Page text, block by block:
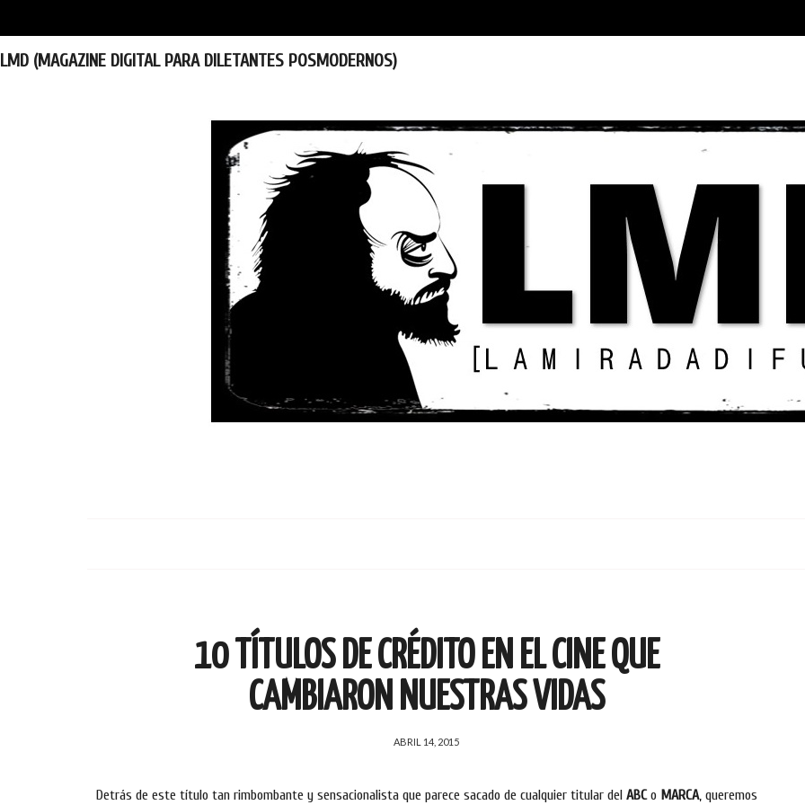
LMD (MAGAZINE DIGITAL PARA DILETANTES POSMODERNOS)
10 TÍTULOS DE CRÉDITO EN EL CINE QUE
CAMBIARON NUESTRAS VIDAS
ABRIL 14, 2015
Detrás de este título tan rimbombante y sensacionalista que parece sacado de cualquier titular del ABCo MARCA, queremos